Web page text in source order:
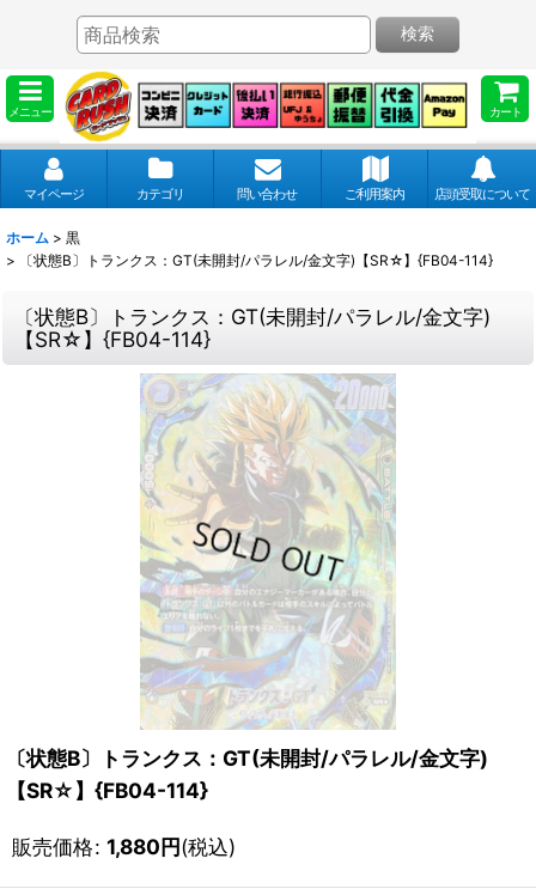
メニュー カート
検索
マイページ カテゴリ 問い合わせ ご利用案内 店頭受取について
ホーム > 黒
>
〔状態B〕トランクス：GT(未開封/パラレル/金文字)【SR☆】{FB04-114}
〔状態B〕トランクス：GT(未開封/パラレル/金文字)
【SR☆】{FB04-114}
〔状態B〕トランクス：GT(未開封/パラレル/金文字)
【SR☆】{FB04-114}
販売価格: 1,880円(税込)